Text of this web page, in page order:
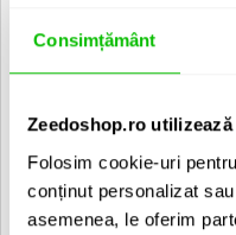
Consimțământ
Zeedoshop.ro
Folosim cookie-uri
conținut personalizat
asemenea, le oferim
cu doua VCA-uri THAT
Potentiometru de mix
Filtre side chain - 3
tilt cu "curve" special
Patru setari pentru ratio
500 SERIES si ng500
Control complet digital,
Automatizare analogica